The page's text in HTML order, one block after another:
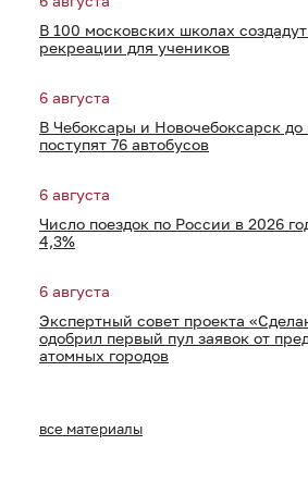
В 100 московских школах
рекреации для учеников
6 августа
В Чебоксары и Новочебоксарск до
поступят 76 автобусов
6 августа
Число поездок по России в 2026
4,3%
6 августа
Экспертный совет проекта
одобрил первый пул заявок от
атомных городов
все материалы